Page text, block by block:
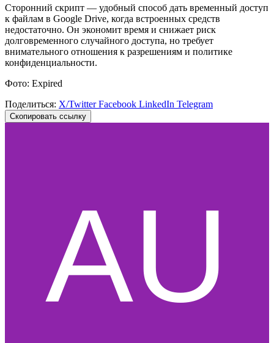
Сторонний скрипт — удобный способ дать временный доступ
к файлам в Google Drive, когда встроенных средств
недостаточно. Он экономит время и снижает риск
долговременного случайного доступа, но требует
внимательного отношения к разрешениям и политике
конфиденциальности.
Фото: Expired
Поделиться: X/TwitterFacebook LinkedIn Telegram
Скопировать ссылку